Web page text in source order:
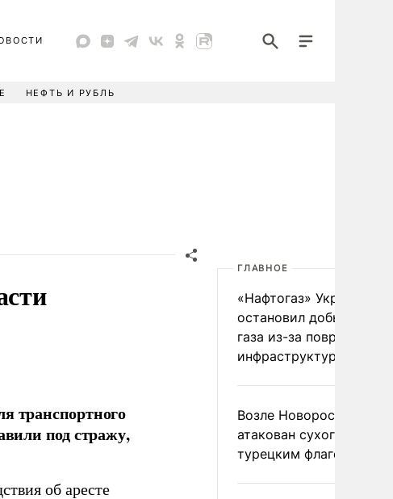
НЕФТЬ И РУБЛЬ
транспортного
под стражу,
об аресте
ГЛАВНОЕ
«Нафтогаз» Украины
остановил добычу
газа из-за повреждения
инфраструктуры
Возле Новороссийска
атакован сухогруз под
турецким флагом